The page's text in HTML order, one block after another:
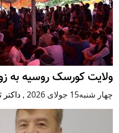
ولایت کورسک روسیه به
چهار شنبه15 جولای 2026 , داکتر